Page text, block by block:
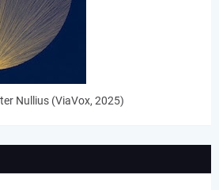
Nullius (ViaVox, 2025)